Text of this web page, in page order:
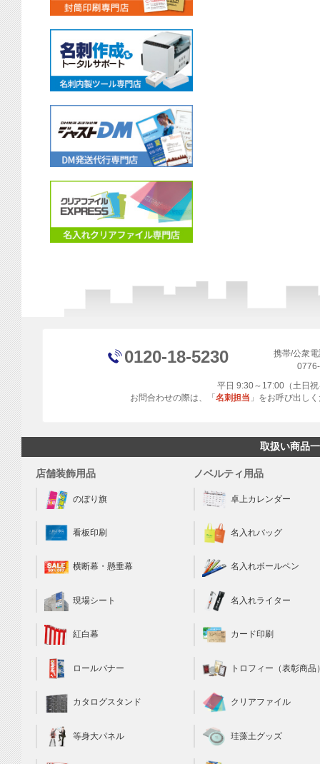
0120-18-5230
携帯/公衆
平日 9:30～17:00（土日
お問合わせの際は、「名刺担当 」をお呼び出し
取扱い商品
店舗装飾用品
のぼり旗
看板印刷
横断幕・懸垂幕
現場シート
紅白幕
ロールバナー
カタログスタンド
等身大パネル
ノベルティ用品
卓上カレンダー
名入れバッグ
名入れボールペン
名入れライター
カード印刷
トロフィー（表彰商品
クリアファイル
珪藻土グッズ